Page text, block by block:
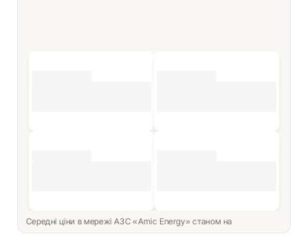
Середні ціни в мережі АЗС «Amic Energy» станом на